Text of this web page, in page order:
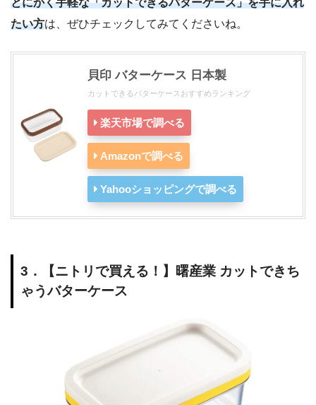
とにかく手軽な「カットできるバターケース」を手に入れ
たい方は、ぜひチェックしてみてくださいね。
貝印 バターケース 日本製
カットできるバターケースおすすめランキング
楽天市場で調べる
Amazonで調べる
Yahooショッピングで調べる
3．【ニトリで買える！】曙産業 カットできち
ゃうバターケース